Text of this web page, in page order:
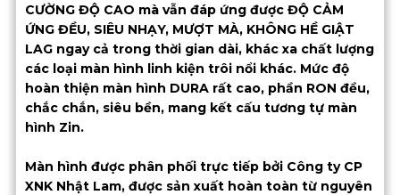
CƯỜNG ĐỘ CAO mà vẫn đáp ứng được ĐỘ CẢM
ỨNG ĐỀU, SIÊU NHẠY, MƯỢT MÀ, KHÔNG HỀ GIẬT
LAG ngay cả trong thời gian dài, khác xa chất lượng
các loại màn hình linh kiện trôi nổi khác. Mức độ
hoàn thiện màn hình DURA rất cao, phần RON đều,
chắc chắn, siêu bền, mang kết cấu tương tự màn
hình Zin.
Màn hình được phân phối trực tiếp bởi Công ty CP
XNK Nhật Lam, được sản xuất hoàn toàn từ nguyên